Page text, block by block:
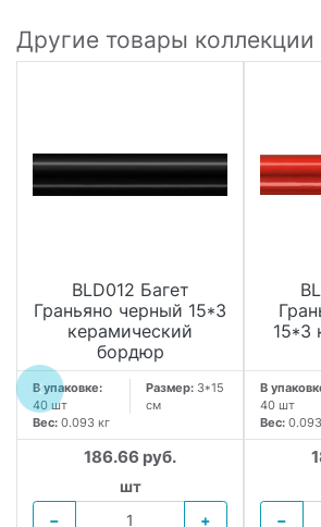
Другие товары коллекции
BLD012 Багет
Граньяно черный 15*3
керамический
бордюр
В упаковке:
40 шт
Размер: 3*15
см
Вес: 0.093 кг
186.66 руб.
шт
−
+
15*3
В
40 шт
Вес:
−